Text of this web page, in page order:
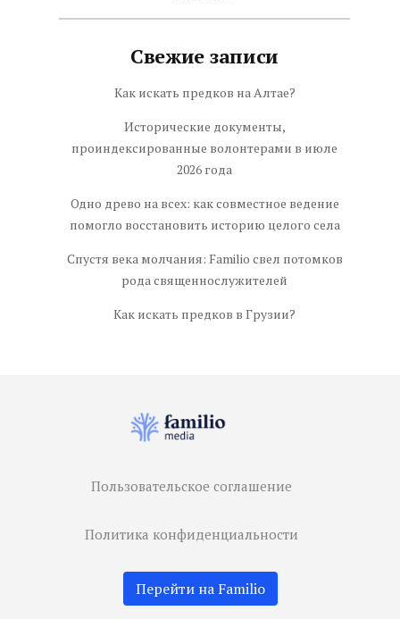
Свежие записи
Как искать предков на Алтае?
Исторические документы,
проиндексированные волонтерами в июле
2026 года
Одно древо на всех: как совместное ведение
помогло восстановить историю целого села
Спустя века молчания: Familio свел потомков
рода священнослужителей
Как искать предков в Грузии?
Пользовательское соглашение
Политика конфиденциальности
Перейти на Familio